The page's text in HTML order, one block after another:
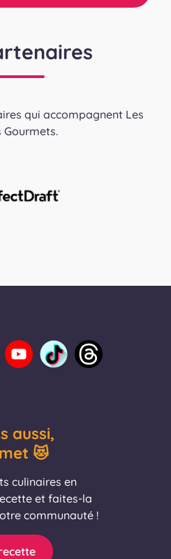
qui accompagnent Les
Gourmets.
aussi,
😻
culinaires en
et faites-la
communauté !